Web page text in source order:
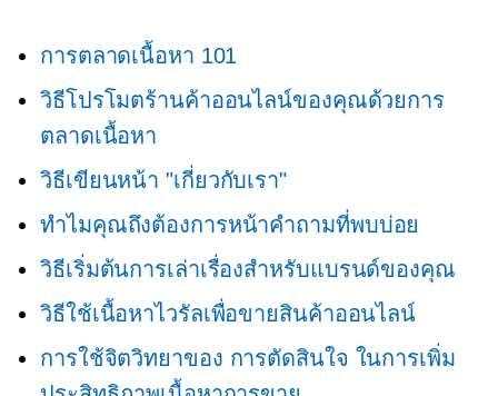
การตลาดเนื้อหา 101
วิธีโปรโมตร้านค้าออนไลน์ของคุณด้วยการ
ตลาดเนื้อหา
วิธีเขียนหน้า "เกี่ยวกับเรา"
ทำไมคุณถึงต้องการหน้าคำถามที่พบบ่อย
วิธีเริ่มต้นการเล่าเรื่องสำหรับแบรนด์ของคุณ
วิธีใช้เนื้อหาไวรัลเพื่อขายสินค้าออนไลน์
การใช้จิตวิทยาของ การตัดสินใจ ในการเพิ่ม